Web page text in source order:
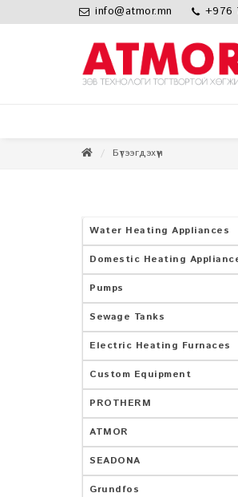
info@atmor.mn +976
Бүтээгдэхүүн
Water Heating Appliances
Domestic Heating
Pumps
Sewage Tanks
Electric Heating Furnaces
Custom Equipment
PROTHERM
ATMOR
SEADONA
Grundfos